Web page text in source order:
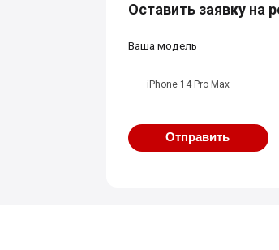
Оставить заявку на
Ваша модель
iPhone 14 Pro Max
Отправить